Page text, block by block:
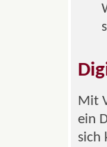
Mit
ein
sich